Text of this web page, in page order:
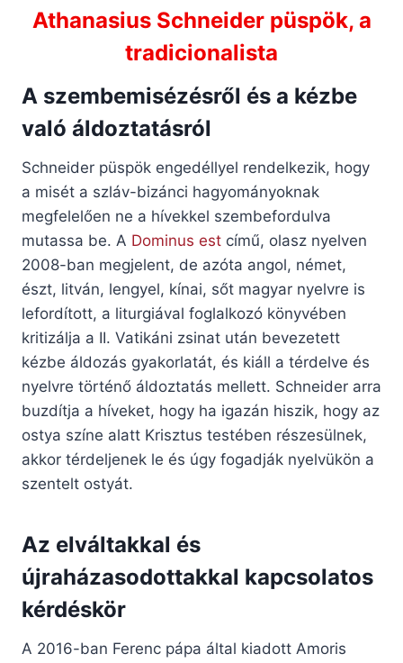
Athanasius Schneider püspök, a
tradicionalista
A szembemisézésről és a kézbe
való áldoztatásról
Schneider püspök engedéllyel rendelkezik, hogy
a misét a szláv-bizánci hagyományoknak
megfelelően ne a hívekkel szembefordulva
mutassa be. A Dominus est című, olasz nyelven
2008-ban megjelent, de azóta angol, német,
észt, litván, lengyel, kínai, sőt magyar nyelvre is
lefordított, a liturgiával foglalkozó könyvében
kritizálja a II. Vatikáni zsinat után bevezetett
kézbe áldozás gyakorlatát, és kiáll a térdelve és
nyelvre történő áldoztatás mellett. Schneider arra
buzdítja a híveket, hogy ha igazán hiszik, hogy az
ostya színe alatt Krisztus testében részesülnek,
akkor térdeljenek le és úgy fogadják nyelvükön a
szentelt ostyát.
Az elváltakkal és
újraházasodottakkal kapcsolatos
kérdéskör
A 2016-ban Ferenc pápa által kiadott Amoris